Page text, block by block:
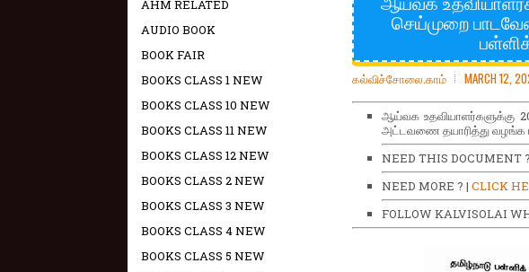
செய்முறை
கல்விச்சோலை.காம் MARCH 12,
ஆய்வக உதவியாளர்களுக்கு
அட்டவணை தயாரித்து வழங்க
NEED THIS DOCUMENT
NEED MORE ? | CLICK
FOLLOW KALVISOLAI
AHM RELATED
AUDIO BOOK
BOOK FAIR
BOOKS CLASS 1 NEW
BOOKS CLASS 10 NEW
BOOKS CLASS 11 NEW
BOOKS CLASS 12 NEW
BOOKS CLASS 2 NEW
BOOKS CLASS 3 NEW
BOOKS CLASS 4 NEW
BOOKS CLASS 5 NEW